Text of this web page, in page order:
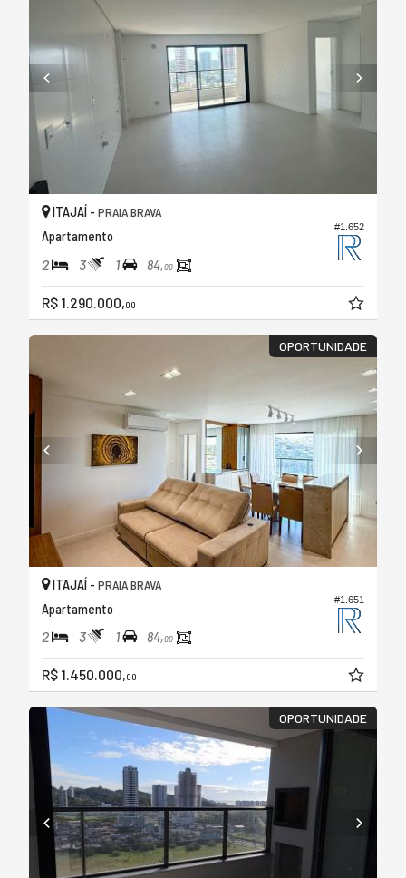
#1.652
ITAJAÍ - PRAIA BRAVA
Apartamento
2 3 1 84,00
R$ 1.290.000,00
OPORTUNIDADE
#1.651
ITAJAÍ - PRAIA BRAVA
Apartamento
2 3 1 84,00
R$ 1.450.000,00
OPORTUNIDADE